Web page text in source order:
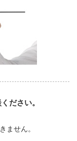
ださい。
ません。